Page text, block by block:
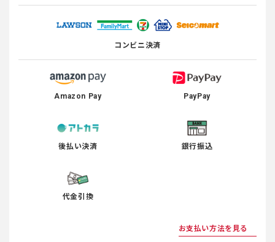
コンビニ決済
Amazon Pay PayPay
後払い決済 銀行振込
代金引換
お支払い方法を見る